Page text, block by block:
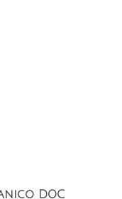
DOC